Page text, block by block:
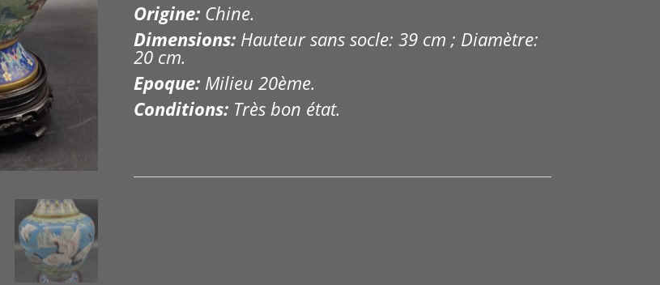
Origine:Chine.
Dimensions:Hauteur sans socle: 39 cm ; Diamètre:
20 cm.
Epoque:Milieu 20ème.
Conditions:Très bon état.